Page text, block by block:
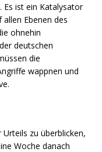
Es ist ein Katalysator
Ebenen des
ohnehin
deutschen
die
wappnen und
zu überblicken,
Woche danach